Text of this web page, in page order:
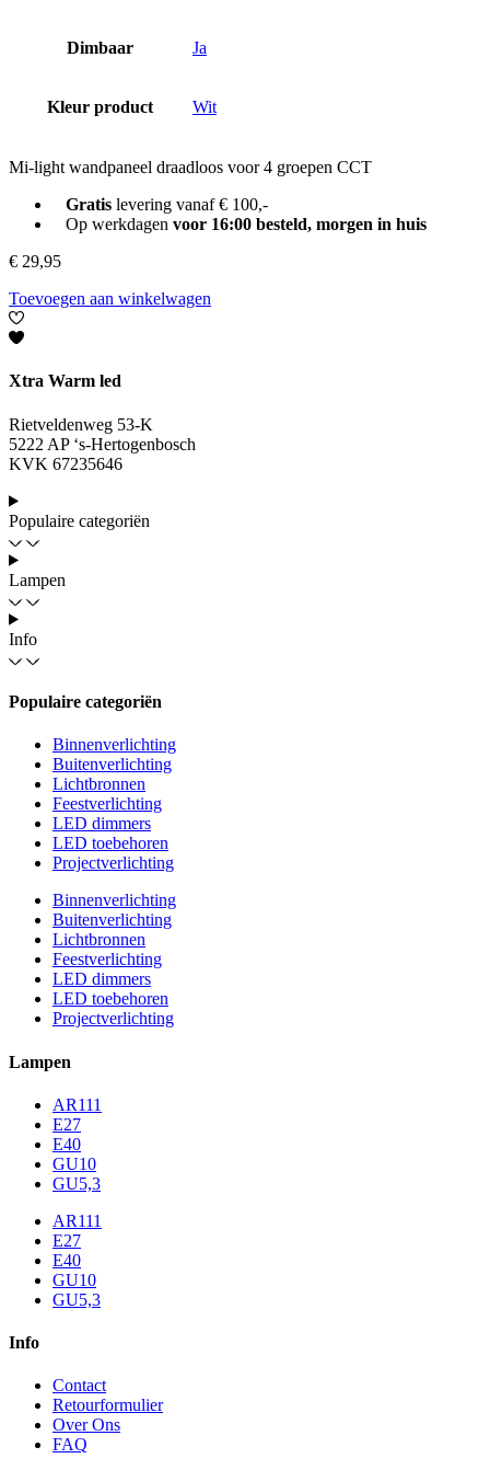
Dimbaar Ja
Kleur product Wit
Mi-light wandpaneel draadloos voor 4 groepen CCT
Gratislevering vanaf € 100,-
Op werkdagen voor 16:00 besteld, morgen in huis
€ 29,95
Toevoegen aan winkelwagen
Xtra Warm led
Rietveldenweg 53-K
5222 AP ‘s-Hertogenbosch
KVK 67235646
Populaire categoriën
Lampen
Info
Populaire categoriën
Binnenverlichting
Buitenverlichting
Lichtbronnen
Feestverlichting
LED dimmers
LED toebehoren
Projectverlichting
Binnenverlichting
Buitenverlichting
Lichtbronnen
Feestverlichting
LED dimmers
LED toebehoren
Projectverlichting
Lampen
AR111
E27
E40
GU10
GU5,3
AR111
E27
E40
GU10
GU5,3
Info
Contact
Retourformulier
Over Ons
FAQ